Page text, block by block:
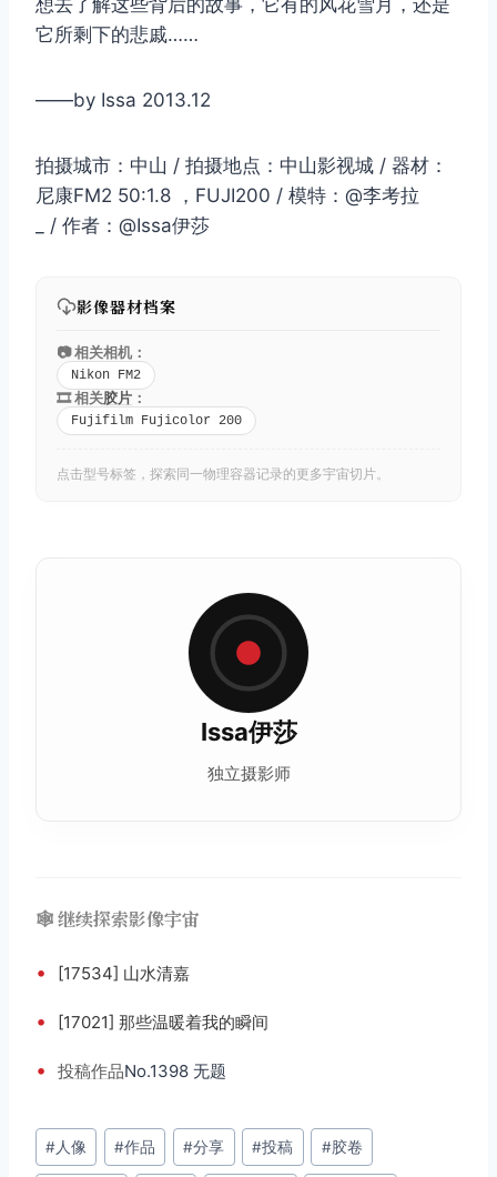
想去了解这些背后的故事，它有的风花雪月，还是
它所剩下的悲戚……
——by Issa 2013.12
拍摄城市：中山 / 拍摄地点：中山影视城 / 器材：
尼康FM2 50:1.8 ，FUJI200 / 模特：@李考拉
_ / 作者：@Issa伊莎
影像器材档案
📷 相关相机：
Nikon FM2
🎞️ 相关胶片 ：
Fujifilm Fujicolor 200
点击型号标签，探索同一物理容器记录的更多宇宙切片。
Issa伊莎
独立摄影师
🕸️ 继续探索影像宇宙
• [17534] 山水清嘉
• [17021] 那些温暖着我的瞬间
• 投稿作品No.1398 无题
文
章
#人像 #作品 #分享 #投稿 #胶卷